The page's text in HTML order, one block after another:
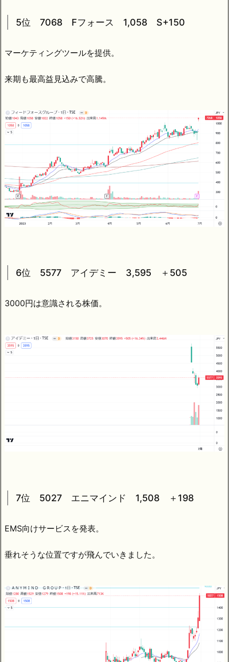
5位 7068 Fフォース 1,058 S+150
マーケティングツールを提供。
来期も最高益見込みで高騰。
6位 5577 アイデミー 3,595 ＋505
3000円は意識される株価。
7位 5027 エニマインド 1,508 ＋198
EMS向けサービスを発表。
垂れそうな位置ですが飛んでいきました。